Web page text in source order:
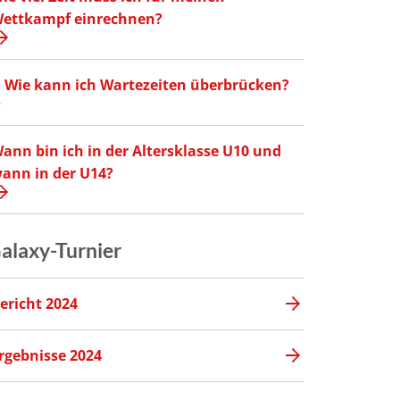
einrechnen?
Wie kann ich Wartezeiten überbrücken?
bin ich in der Altersklasse U10 und
in der U14?
Turnier
2024
2024